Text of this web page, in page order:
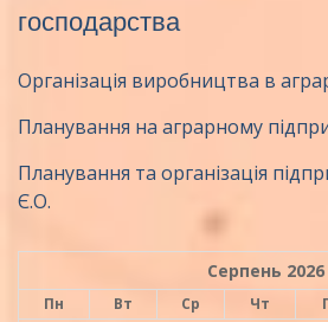
господарства
Організація виробництва в
Планування на аграрному
Планування та організація
Є.О.
Серпень 2026
Пн Вт Ср Чт